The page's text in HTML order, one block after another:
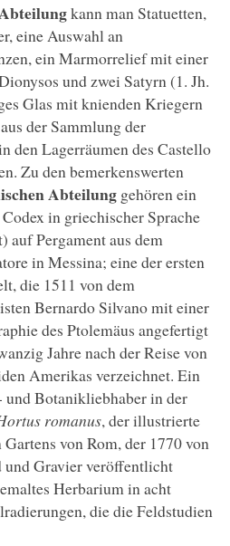
kann man Statuetten,
eine Auswahl an
ein Marmorrelief mit einer
und zwei Satyrn (1. Jh.
Glas mit knienden Kriegern
der Sammlung der
den Lagerräumen des Castello
Zu den bemerkenswerten
Abteilunggehören ein
in griechischer Sprache
auf Pergament aus dem
in Messina; eine der ersten
die 1511 von dem
Bernardo Silvano mit einer
des Ptolemäus angefertigt
Jahre nach der Reise von
Amerikas verzeichnet. Ein
Botanikliebhaber in der
romanus, der illustrierte
von Rom, der 1770 von
und Gravier veröffentlicht
Herbarium in acht
die die Feldstudien